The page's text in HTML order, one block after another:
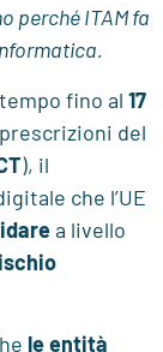
perché ITAM fa
fino al 17
del
), il
che l’UE
a livello
le entità